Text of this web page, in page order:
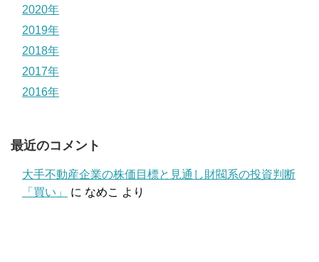
2020年
2019年
2018年
2017年
2016年
最近のコメント
大手不動産企業の株価目標と見通し財閥系の投資判断
「買い」
に なめこ より